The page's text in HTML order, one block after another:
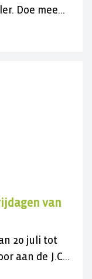
Doe mee
van
20 juli tot
aan de J.C.